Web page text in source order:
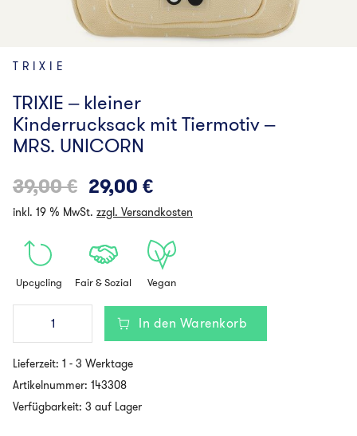
TRIXIE
TRIXIE – kleiner
Kinderrucksack mit Tiermotiv –
MRS. UNICORN
39,00€ Ursprünglicher
Preis
war:
39,00 €
29,00 €Aktueller
Preis
29,00 €.
inkl. 19 % MwSt. zzgl. Versandkosten
Upcycling Fair & Sozial Vegan
TRIXIE
kleiner
mit
Tiermotiv
MRS.
In den Warenkorb
Lieferzeit: 1 - 3 Werktage
Artikelnummer: 143308
Verfügbarkeit: 3 auf Lager